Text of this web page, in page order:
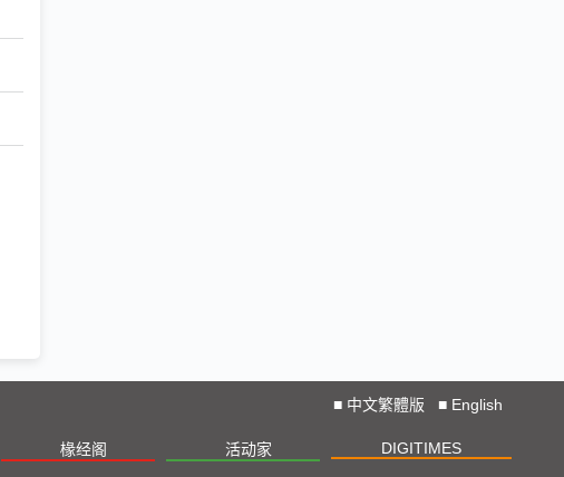
■ 中文繁體版 ■ English
椽经阁 活动家 DIGITIMES